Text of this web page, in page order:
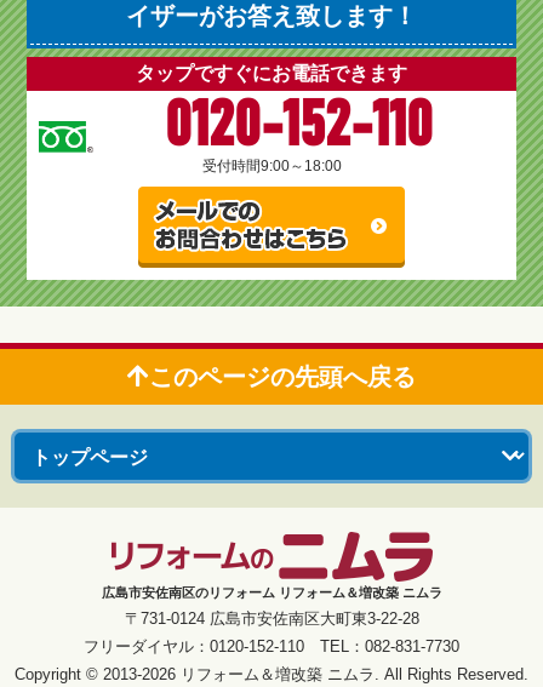
イザーがお答え致します！
タップですぐにお電話できます
0120-152-110
受付時間9:00～18:00
このページの先頭へ戻る
広島市安佐南区のリフォーム リフォーム＆増改築 ニムラ
〒731-0124 広島市安佐南区大町東3-22-28
フリーダイヤル：0120-152-110 TEL：082-831-7730
Copyright © 2013-2026 リフォーム＆増改築 ニムラ. All Rights Reserved.